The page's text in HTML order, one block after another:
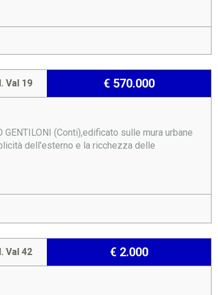
€ 570.000
Val 19
(Conti),edificato sulle mura urbane
dell'esterno e la ricchezza delle
€ 2.000
Val 42